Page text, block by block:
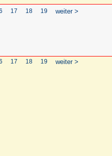
17 18 19
weiter >
17 18 19 weiter >